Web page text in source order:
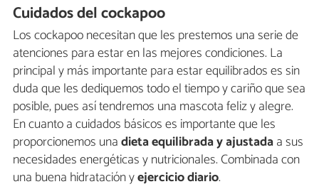
Cuidados del cockapoo
Los cockapoo necesitan que les prestemos una serie de
atenciones para estar en las mejores condiciones. La
principal y más importante para estar equilibrados es sin
duda que les dediquemos todo el tiempo y cariño que sea
posible, pues así tendremos una mascota feliz y alegre.
En cuanto a cuidados básicos es importante que les
proporcionemos unadieta equilibrada y ajustadaa sus
necesidades energéticas y nutricionales. Combinada con
una buena hidratación yejercicio diario.